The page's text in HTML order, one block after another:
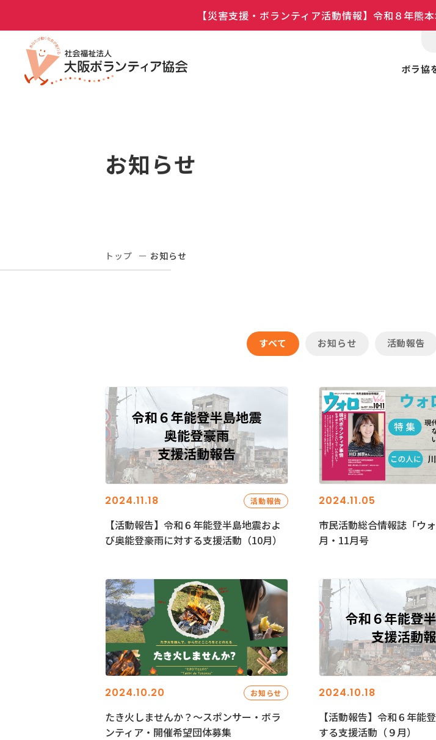
【災害支援・ボランティア活動情報】令和８年熊
ボラ協
お知らせ
トップ お知らせ
すべて お知らせ 活動報告
2024.11.18 活動報告
【活動報告】令和６年能登半島地震およ
び奥能登豪雨に対する支援活動（10月）
2024.11.05
市民活動総合情報誌「ウ
月・11月号
2024.10.20 お知らせ
たき火しませんか？～スポンサー・ボラ
ンティア・開催希望団体募集
2024.10.18
【活動報告】令和６年能
する支援活動（９月）